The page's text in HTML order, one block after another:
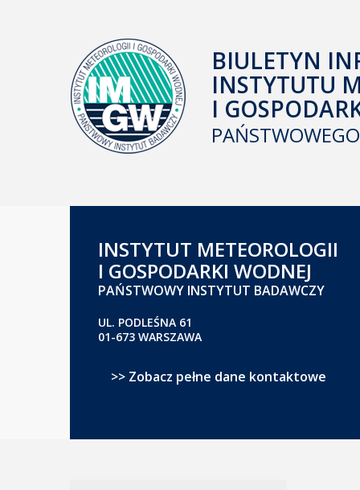
BIULETYN
INSTYTUTU
I
INSTYTUT METEOROLOGII
I GOSPODARKI WODNEJ
PAŃSTWOWY INSTYTUT BADAWCZY
UL. PODLEŚNA 61
01-673 WARSZAWA
>> Zobacz pełne dane kontaktowe